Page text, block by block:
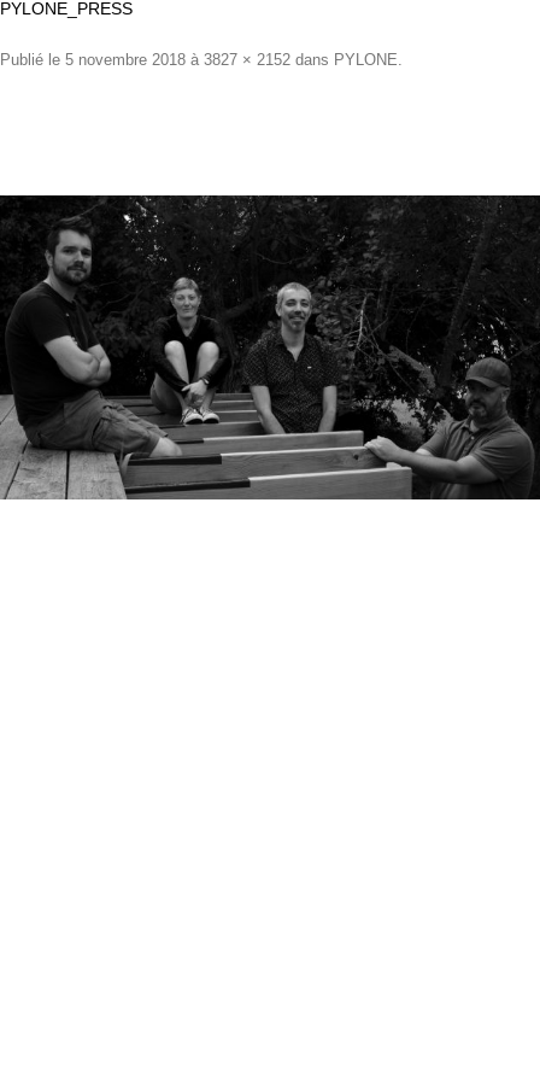
PYLONE_PRESS
Publié le 5 novembre 2018 à 3827 × 2152 dans PYLONE.